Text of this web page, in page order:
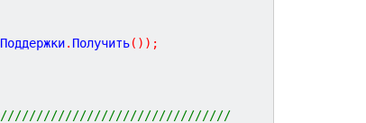
. Получить( ) ) ;